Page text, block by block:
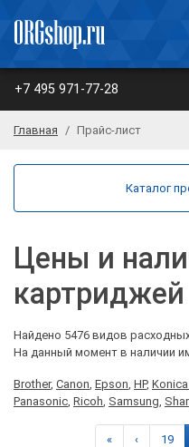
+7 495 971-77-28
Главная Прайс-лист
Цены и
картриджей
Найдено 5476 видов
На данный момент в наличии
Brother, Canon, Epson, HP,
Panasonic, Ricoh, Samsung,
« ‹ 19